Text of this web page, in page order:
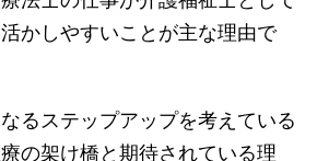
かしやすいことが主な理由で
るステップアップを考えている
の架け橋と期待されている理